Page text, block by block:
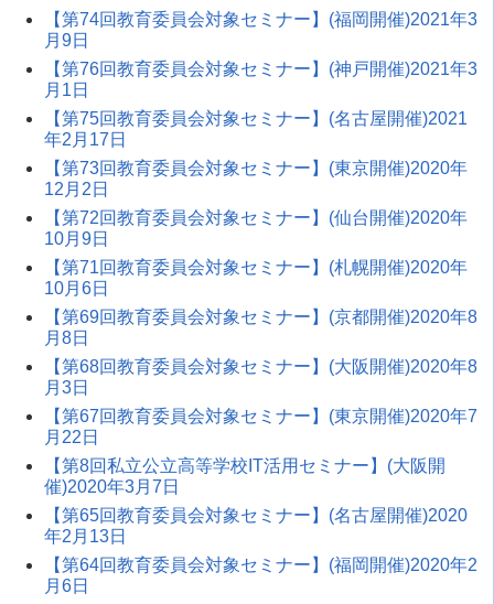
【第74回教育委員会対象セミナー】(福岡開催)2021年3
月9日
【第76回教育委員会対象セミナー】(神戸開催)2021年3
月1日
【第75回教育委員会対象セミナー】(名古屋開催)2021
年2月17日
【第73回教育委員会対象セミナー】(東京開催)2020年
12月2日
【第72回教育委員会対象セミナー】(仙台開催)2020年
10月9日
【第71回教育委員会対象セミナー】(札幌開催)2020年
10月6日
【第69回教育委員会対象セミナー】(京都開催)2020年8
月8日
【第68回教育委員会対象セミナー】(大阪開催)2020年8
月3日
【第67回教育委員会対象セミナー】(東京開催)2020年7
月22日
【第8回私立公立高等学校IT活用セミナー】(大阪開
催)2020年3月7日
【第65回教育委員会対象セミナー】(名古屋開催)2020
年2月13日
【第64回教育委員会対象セミナー】(福岡開催)2020年2
月6日